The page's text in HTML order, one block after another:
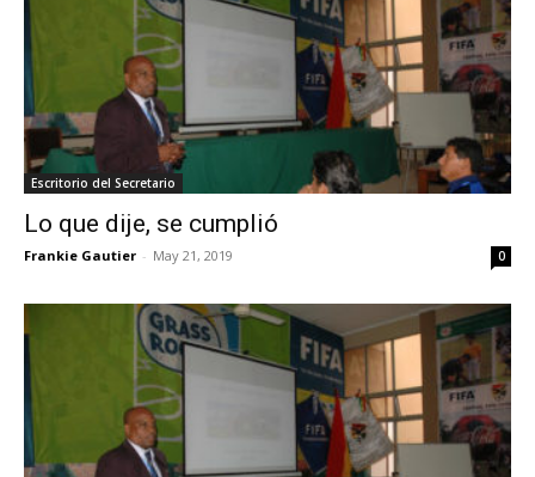
Escritorio del Secretario
Lo que dije, se cumplió
Frankie Gautier - May 21, 2019 0